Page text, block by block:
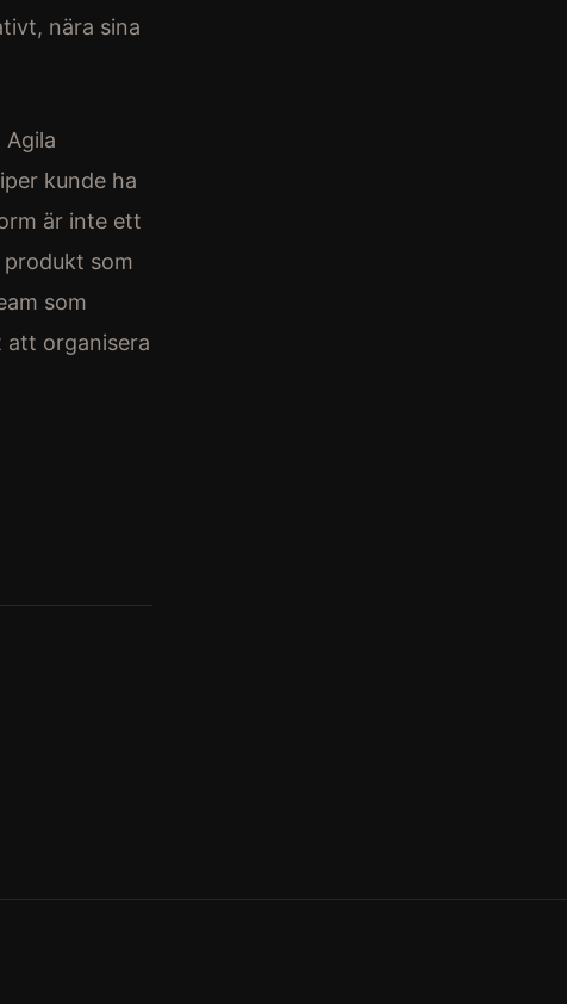
nära sina
kunde ha
är inte ett
som
som
att organisera